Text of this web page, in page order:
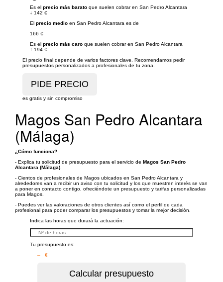
Es el precio más barato que suelen cobrar en San Pedro Alcantara
↓ 142 €
El precio medio en San Pedro Alcantara es de
166 €
Es el precio más caro que suelen cobrar en San Pedro Alcantara
↑ 194 €
El precio final depende de varios factores clave. Recomendamos pedir
presupuestos personalizados a profesionales de tu zona.
es gratis y sin compromiso
Magos San Pedro Alcantara
(Málaga)
¿Cómo funciona?
- Explica tu solicitud de presupuesto para el servicio de Magos San Pedro
Alcantara (Málaga)
- Cientos de profesionales de Magos ubicados en San Pedro Alcantara y
alrededores van a recibir un aviso con tu solicitud y los que muestren interés se van
a poner en contacto contigo, ofreciéndote un presupuesto y tarifas personalizadas
para Magos.
- Puedes ver las valoraciones de otros clientes así como el perfil de cada
profesional para poder comparar los presupuestos y tomar la mejor decisión.
Indica las horas que durará la actuación:
Tu presupuesto es:
– €